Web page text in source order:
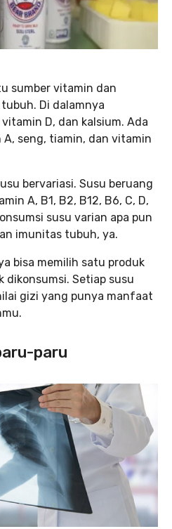
sumber vitamin dan
Di dalamnya
D, dan kalsium. Ada
seng, tiamin, dan vitamin
bervariasi. Susu beruang
A, B1, B2, B12, B6, C, D,
susu varian apa pun
imunitas tubuh, ya.
bisa memilih satu produk
Setiap susu
gizi yang punya manfaat
paru